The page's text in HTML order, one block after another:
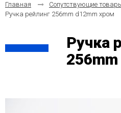
Главная Сопутствующие
Ручка рейлинг 256mm d12mm хром
Ручка